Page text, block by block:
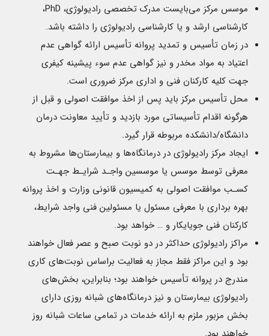
موسس مرکز می‌بایست مدرک تخصصی رادیولوژی، PhD،
کارشناسی ارشد و یا کارشناسی رادیولوژی را داشته باشد.
در زمان تأسیس و تمدید پروانه تأسیس ارائه گواهی عدم
اعتیاد به مواد مخدر و نیز گواهی عدم سوء پیشینه کیفری
جهت کلیه کارکنان فنی و اداری مرکز ضروری است.
محل تأسیس مرکز باید پس از اخذ موافقت اصولی و قبل از
هرگونه اقدام تأسیساتی مورد بازدید و تأیید معاونت درمان
دانشگاه/دانشکده مربوطه قرار گیرد.
ایجاد مرکز رادیولوژی در درمانگاه‌ها و بیمارستان‌ها مشروط به
معرفی توسط موسس یا موسسین واجـد شرایـط جهـت
کسـب موافقت اصولی به کمیسیون قانونی وزارت و اخذ پروانه
بهره برداری با معرفی مسئول یا مسئولین فنی واجد شرایط،
کارکنان فنی جویایکار و … خواهد بود.
مراکز رادیولوژی حداکثر در دو نوبت صبح و عصر فعال خواهند
بود و این مراکز فقط مجاز به فعالیت براساس نوبت‌های کاری
مندرج در پروانه تأسیس خواهند بود؛ بنابراین، بخش‌های
رادیولوژی بیمارستان و نیز درمانگاه‌های شبانه روزی دارای
بخش مزبور ملزم به ارائه خدمات در تمامی ساعات شبانه روز